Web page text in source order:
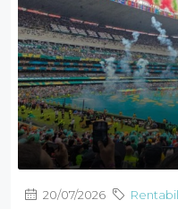
20/07/2026